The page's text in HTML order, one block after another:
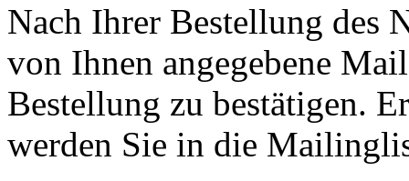
Nach Ihrer Bestellung des
von Ihnen angegebene
Bestellung zu bestätigen.
werden Sie in die